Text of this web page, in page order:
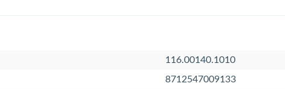
116.00140.1010
8712547009133